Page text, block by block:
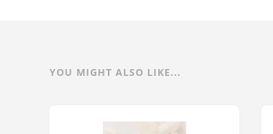
YOU MIGHT ALSO LIKE...